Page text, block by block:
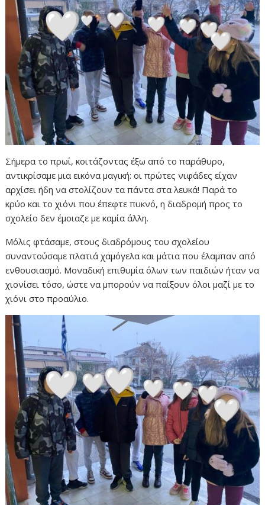
Σήμερα το πρωί, κοιτάζοντας έξω από το παράθυρο,
αντικρίσαμε μια εικόνα μαγική: οι πρώτες νιφάδες είχαν
αρχίσει ήδη να στολίζουν τα πάντα στα λευκά! Παρά το
κρύο και το χιόνι που έπεφτε πυκνό, η διαδρομή προς το
σχολείο δεν έμοιαζε με καμία άλλη.
Μόλις φτάσαμε, στους διαδρόμους του σχολείου
συναντούσαμε πλατιά χαμόγελα και μάτια που έλαμπαν από
ενθουσιασμό. Μοναδική επιθυμία όλων των παιδιών ήταν να
χιονίσει τόσο, ώστε να μπορούν να παίξουν όλοι μαζί με το
χιόνι στο προαύλιο.